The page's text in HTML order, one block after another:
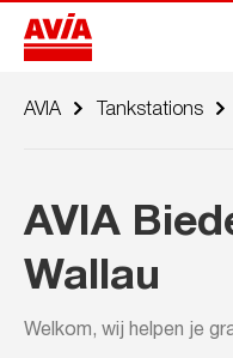
AVIA Tankstations
AVIA
Wallau
Welkom, wij helpen je